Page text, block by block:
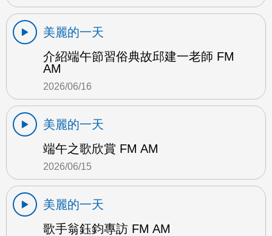
美麗的一天
介紹端午節習俗典故邱建一老師 FM
AM
2026/06/16
美麗的一天
端午之歌欣賞 FM AM
2026/06/15
美麗的一天
歌手翁鈺鈞專訪 FM AM